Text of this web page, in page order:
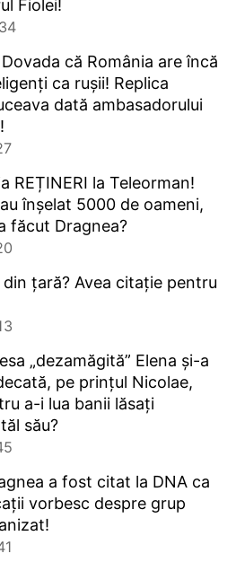
Fiolei!
că România are încă
ca rușii! Replica
dată ambasadorului
REȚINERI la Teleorman!
înșelat 5000 de oameni,
făcut Dragnea?
țară? Avea citație pentru
„dezamăgită” Elena și-a
pe prințul Nicolae,
a-i lua banii lăsați
său?
a fost citat la DNA ca
vorbesc despre grup